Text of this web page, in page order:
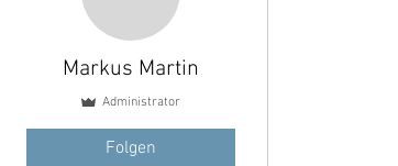
Markus Martin
Administrator
Folgen